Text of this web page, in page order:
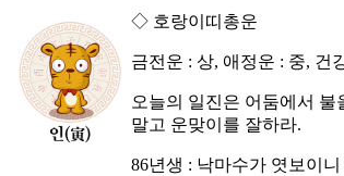
◇ 호랑이띠총운
금전운 : 상, 애정운 : 중, 건
오늘의 일진은 어둠에서 불
말고 운맞이를 잘하라.
86년생 : 낙마수가 엿보이